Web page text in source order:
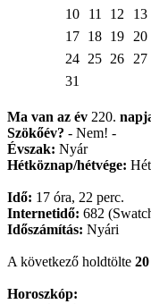
10
11 12 13
17 18 19 20
24 25 26 27
31
Ma van az év 220.
Szökőév? - Nem! -
Évszak: Nyár
Hétköznap/hétvége:
Idő: 17 óra, 22 perc.
Internetidő: 682
Időszámítás: Nyári
A következő holdtölte 20
Horoszkóp: